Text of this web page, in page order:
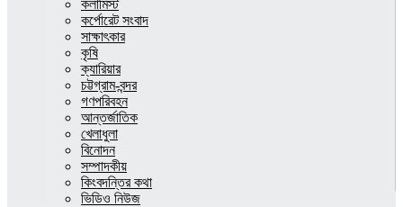
কলামিস্ট
কর্পোরেট সংবাদ
সাক্ষাৎকার
কৃষি
ক্যারিয়ার
চট্টগ্রাম-বন্দর
গণপরিবহন
আন্তর্জাতিক
খেলাধুলা
বিনোদন
সম্পাদকীয়
কিংবদন্তির কথা
ভিডিও নিউজ